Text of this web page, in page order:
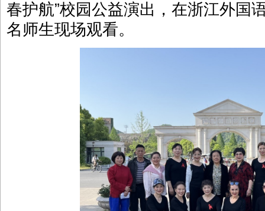
春护航”校园公益演出，在浙江外国
名师生现场观看。